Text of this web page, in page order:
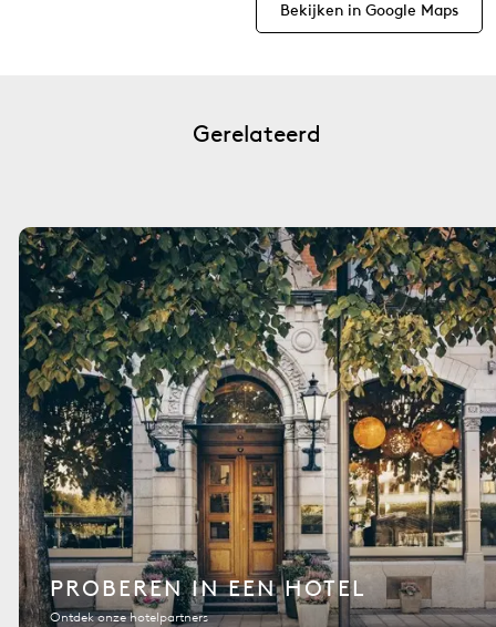
Bekijken in Google Maps
Gerelateerd
PROBEREN IN EEN HOTEL
Ontdek onze hotelpartners